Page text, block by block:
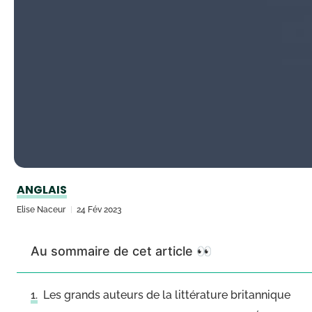
ANGLAIS
Elise Naceur 24 Fév 2023
Au sommaire de cet article 👀
Les grands auteurs de la littérature britannique